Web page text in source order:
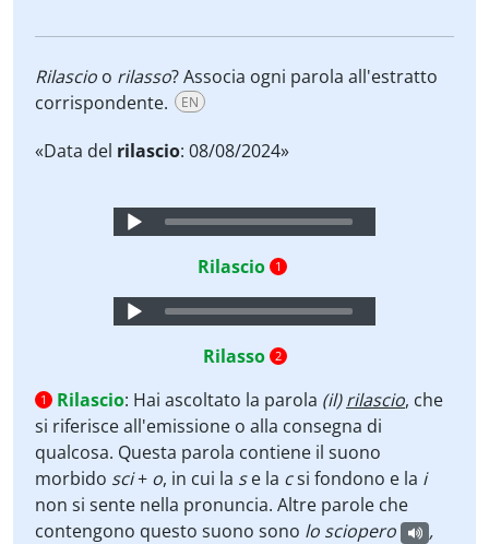
Rilascio o rilasso? Associa ogni parola all'estratto
corrispondente.
EN
«Data del rilascio: 08/08/2024»
Audio
Rilascio
1
Audio
Rilasso
2
1 Rilascio: Hai ascoltato la parola (il) rilascio, che
si riferisce all'emissione o alla consegna di
qualcosa. Questa parola contiene il suono
morbido sci+ o, in cui la se la csi fondono e la i
non si sente nella pronuncia. Altre parole che
contengono questo suono sono lo sciopero
,